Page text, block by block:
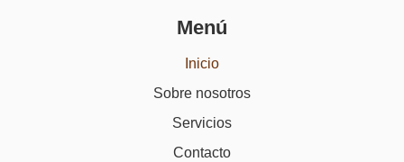
Menú
Inicio
Sobre nosotros
Servicios
Contacto